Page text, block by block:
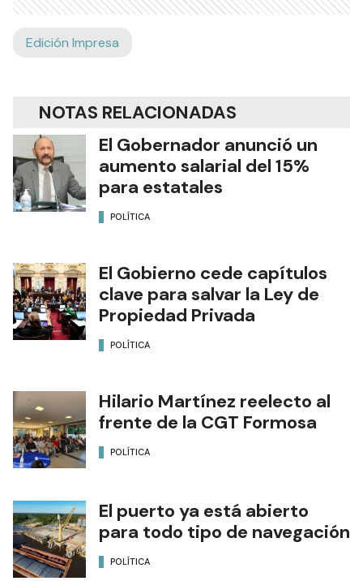
Edición Impresa
NOTAS RELACIONADAS
El Gobernador anunció un
aumento salarial del 15%
para estatales
POLÍTICA
El Gobierno cede capítulos
clave para salvar la Ley de
Propiedad Privada
POLÍTICA
Hilario Martínez reelecto al
frente de la CGT Formosa
POLÍTICA
El puerto ya está abierto
para todo tipo de navegación
POLÍTICA